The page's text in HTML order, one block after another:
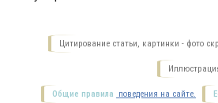
Цитирование статьи, картинки - фото
Общие правила поведения на сайте.